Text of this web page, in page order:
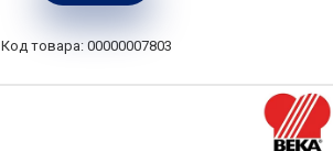
Код товара: 00000007803